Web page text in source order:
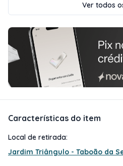
Ver todos
Características do item
Local de retirada:
Jardim Triângulo - Taboão da